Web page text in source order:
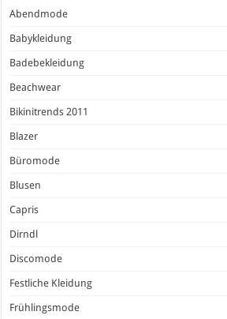
Abendmode
Babykleidung
Badebekleidung
Beachwear
Bikinitrends 2011
Blazer
Büromode
Blusen
Capris
Dirndl
Discomode
Festliche Kleidung
Frühlingsmode